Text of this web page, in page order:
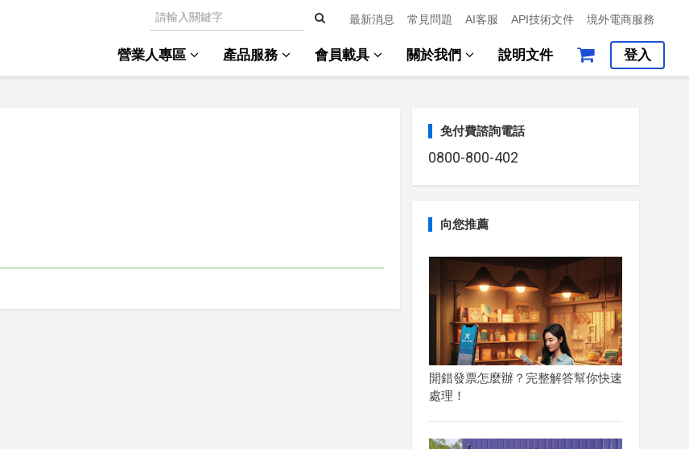
最新消息 常見問題 AI客服 API技術文件 境外電商服務
營業人專區 產品服務 會員載具 關於我們 說明文件 登入
免付費諮詢電話
0800-800-402
向您推薦
開錯發票怎麼辦？完整解答幫你快速
處理！